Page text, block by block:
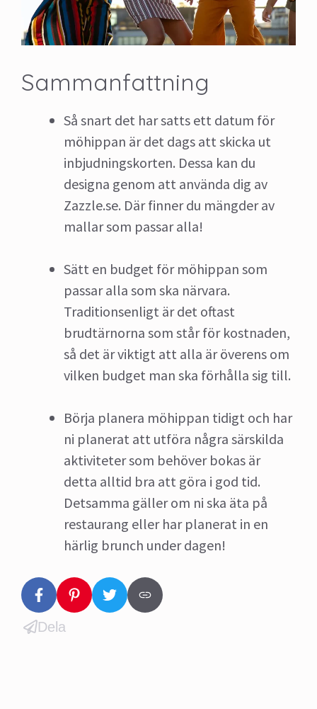
Sammanfattning
Så snart det har satts ett datum för
möhippan är det dags att skicka ut
inbjudningskorten. Dessa kan du
designa genom att använda dig av
Zazzle.se. Där finner du mängder av
mallar som passar alla!
Sätt en budget för möhippan som
passar alla som ska närvara.
Traditionsenligt är det oftast
brudtärnorna som står för kostnaden,
så det är viktigt att alla är överens om
vilken budget man ska förhålla sig till.
Börja planera möhippan tidigt och har
ni planerat att utföra några särskilda
aktiviteter som behöver bokas är
detta alltid bra att göra i god tid.
Detsamma gäller om ni ska äta på
restaurang eller har planerat in en
härlig brunch under dagen!
Dela